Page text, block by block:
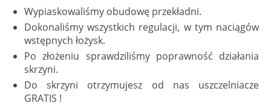
Wypiaskowaliśmy obudowę przekładni.
Dokonaliśmy wszystkich regulacji, w tym naciągów
wstępnych łożysk.
Po złożeniu sprawdziliśmy poprawność działania
skrzyni.
Do skrzyni otrzymujesz od nas uszczelniacze
GRATIS !